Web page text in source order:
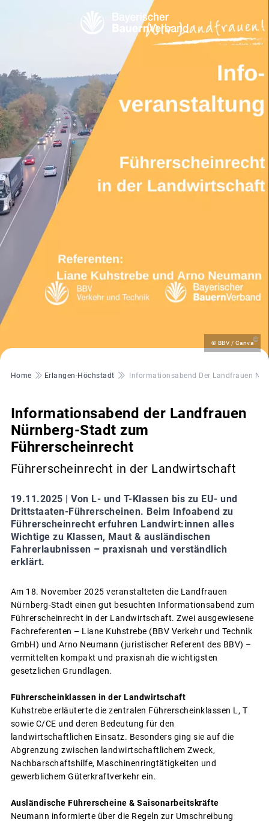
© BBV / Canva©
Pfadnavigation
Home Erlangen-Höchstadt Informationsabend Der Landfrauen
Informationsabend der Landfrauen
Nürnberg-Stadt zum
Führerscheinrecht
Führerscheinrecht in der Landwirtschaft
19.11.2025 | Von L- und T-Klassen bis zu EU- und
Drittstaaten-Führerscheinen. Beim Infoabend zu
Führerscheinrecht erfuhren Landwirt:innen alles
Wichtige zu Klassen, Maut & ausländischen
Fahrerlaubnissen – praxisnah und verständlich
erklärt.
Am 18. November 2025 veranstalteten die Landfrauen
Nürnberg-Stadt einen gut besuchten Informationsabend zum
Führerscheinrecht in der Landwirtschaft. Zwei ausgewiesene
Fachreferenten – Liane Kuhstrebe (BBV Verkehr und Technik
GmbH) und Arno Neumann (juristischer Referent des BBV) –
vermittelten kompakt und praxisnah die wichtigsten
gesetzlichen Grundlagen.
Führerscheinklassen in der Landwirtschaft
Kuhstrebe erläuterte die zentralen Führerscheinklassen L, T
sowie C/CE und deren Bedeutung für den
landwirtschaftlichen Einsatz. Besonders ging sie auf die
Abgrenzung zwischen landwirtschaftlichem Zweck,
Nachbarschaftshilfe, Maschinenringtätigkeiten und
gewerblichem Güterkraftverkehr ein.
Ausländische Führerscheine & Saisonarbeitskräfte
Neumann informierte über die Regeln zur Umschreibung